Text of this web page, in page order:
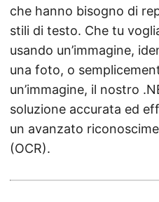
che hanno bisogno di
stili di testo. Che tu
usando un’immagine,
una foto, o
un’immagine, il nostro
soluzione accurata ed
un avanzato
(OCR).